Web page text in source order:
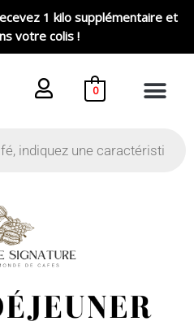
1 kilo supplémentaire et
votre colis !
0
:
€
€